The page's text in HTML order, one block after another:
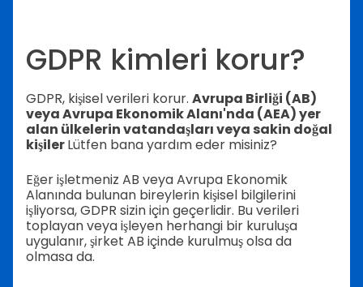
GDPR kimleri korur?
GDPR, kişisel verileri korur. Avrupa Birliği (AB)
veya Avrupa Ekonomik Alanı'nda (AEA) yer
alan ülkelerin vatandaşları veya sakin doğal
kişilerLütfen bana yardım eder misiniz?
Eğer işletmeniz AB veya Avrupa Ekonomik
Alanında bulunan bireylerin kişisel bilgilerini
işliyorsa, GDPR sizin için geçerlidir. Bu verileri
toplayan veya işleyen herhangi bir kuruluşa
uygulanır, şirket AB içinde kurulmuş olsa da
olmasa da.